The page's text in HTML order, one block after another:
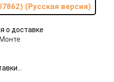
(Русская версия)
о доставке